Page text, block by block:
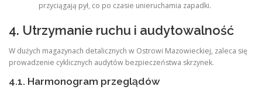
przyciągają pył, co po czasie unieruchamia zapadki.
4. Utrzymanie ruchu i audytowalność
W dużych magazynach detalicznych w Ostrowi Mazowieckiej, zaleca się
prowadzenie cyklicznych audytów bezpieczeństwa skrzynek.
4.1. Harmonogram przeglądów